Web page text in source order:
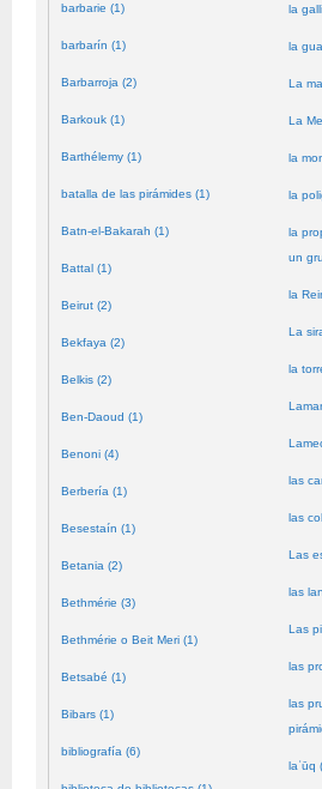
barbarie (1)
barbarín (1)
Barbarroja (2)
Barkouk (1)
Barthélemy (1)
batalla de las pirámides (1)
Batn-el-Bakarah (1)
Battal (1)
Beirut (2)
Bekfaya (2)
Belkis (2)
Ben-Daoud (1)
Benoni (4)
Berbería (1)
Besestaín (1)
Betania (2)
Bethmérie (3)
Bethmérie o Beit Meri (1)
Betsabé (1)
Bibars (1)
bibliografía (6)
la
la
La
La
la
la
la
un
la
La
la
las
las
Las
las
Las
las
las
laʿūq